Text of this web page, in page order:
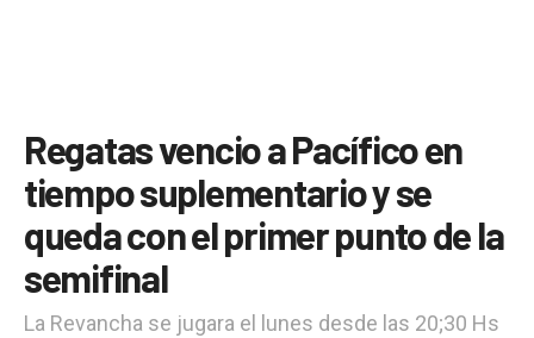
Regatas vencio a Pacífico en
tiempo suplementario y se
queda con el primer punto de la
semifinal
La Revancha se jugara el lunes desde las 20;30 Hs